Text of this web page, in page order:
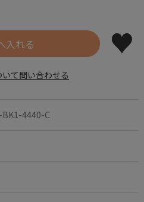
BK1-4440-C
て問い合わせる